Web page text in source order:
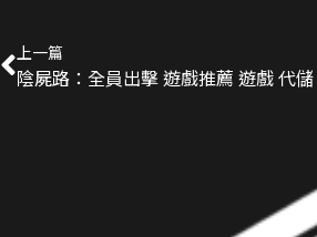
上一篇
陰屍路：全員出擊 遊戲推薦 遊戲 代儲